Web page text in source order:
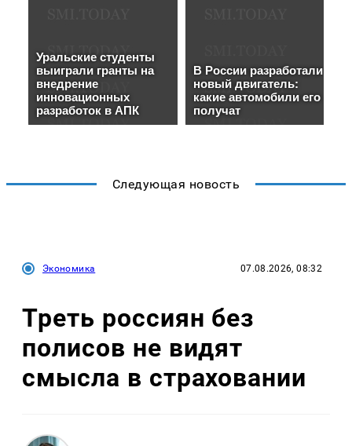
Следующая новость
Экономика 07.08.2026, 08:32
Треть россиян без
полисов не видят
смысла в страховании